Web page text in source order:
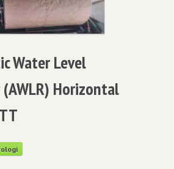
Water Level
(AWLR) Horizontal